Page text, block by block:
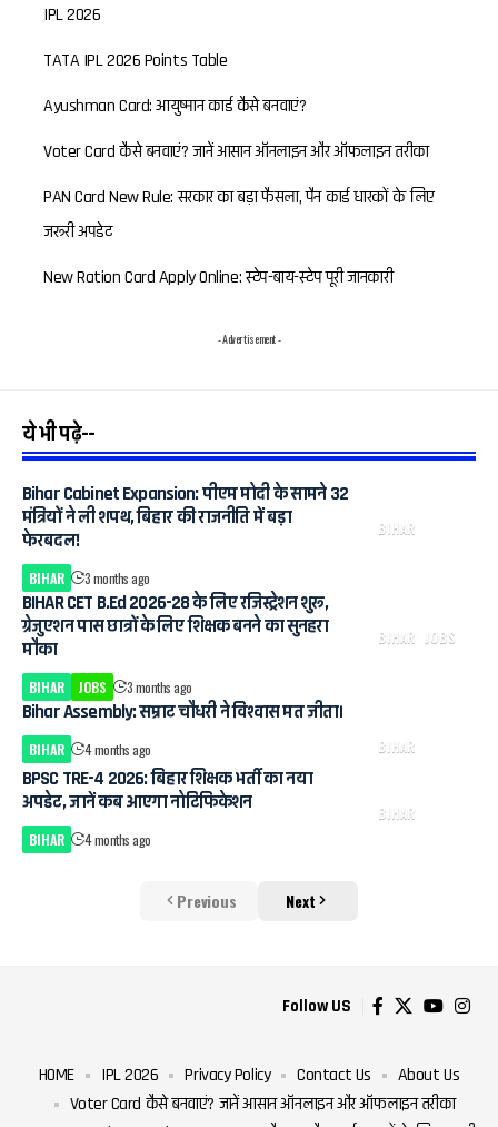
IPL 2026
TATA IPL 2026 Points Table
Ayushman Card: आयुष्मान कार्ड कैसे बनवाएं?
Voter Card कैसे बनवाएं? जानें आसान ऑनलाइन और ऑफलाइन तरीका
PAN Card New Rule: सरकार का बड़ा फैसला, पैन कार्ड धारकों के लिए
जरूरी अपडेट
New Ration Card Apply Online: स्टेप-बाय-स्टेप पूरी जानकारी
- Advertisement -
ये भी पढ़े--
BIHAR
Bihar Cabinet Expansion: पीएम मोदी के सामने 32
मंत्रियों ने ली शपथ, बिहार की राजनीति में बड़ा
फेरबदल!
BIHAR 3 months ago
BIHAR JOBS
BIHAR CET B.Ed 2026-28 के लिए रजिस्ट्रेशन शुरू,
ग्रेजुएशन पास छात्रों के लिए शिक्षक बनने का सुनहरा
मौका
BIHAR JOBS 3 months ago
BIHAR
Bihar Assembly: सम्राट चौधरी ने विश्वास मत जीता।
BIHAR 4 months ago
BIHAR
BPSC TRE-4 2026: बिहार शिक्षक भर्ती का नया
अपडेट, जानें कब आएगा नोटिफिकेशन
BIHAR 4 months ago
Previous Next
Follow US
HOME IPL 2026 Privacy Policy Contact Us
About Us
Voter Card कैसे बनवाएं? जानें आसान ऑनलाइन और ऑफलाइन तरीका